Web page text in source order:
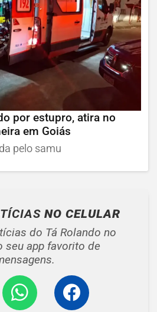
por estupro, atira no
em Goiás
pelo samu
NO CELULAR
do Tá Rolando no
seu app favorito de